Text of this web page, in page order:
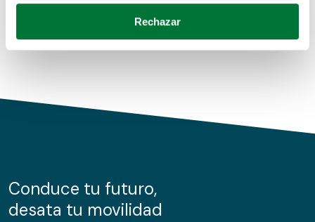
para buscar características específicas (huellas
Obtenga más información sobre cómo se procesan sus
de cookies.
información sobre el uso que haga del sitio web con
nuestros partners de redes sociales, publicidad y análisis
Rechazar
Conduce tu futuro,
desata tu movilidad